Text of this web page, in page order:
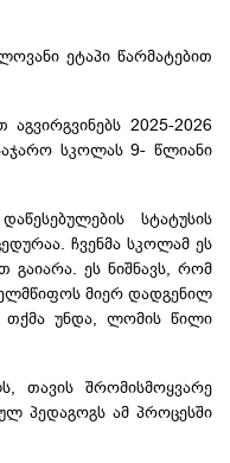
ეტაპი წარმატებით
აგვირგვინებს 2025-2026
სკოლას 9- წლიანი
სტატუსის
ჩვენმა სკოლამ ეს
გაიარა. ეს ნიშნავს, რომ
მიერ დადგენილ
თქმა უნდა, ლომის წილი
თავის შრომისმოყვარე
პედაგოგს ამ პროცესში